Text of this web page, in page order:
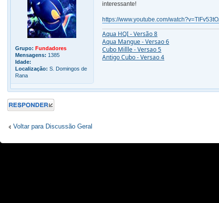
Grupo: Fundadores
Mensagens: 1385
Idade:
Localização: S. Domingos de
Rana
interessante!
https://www.youtube.com/
Aqua HQI - Versão 8
Aqua Mangue - Versao 6
Cubo Millle - Versao 5
Antigo Cubo - Versao 4
Responder
Voltar para Discussão Geral